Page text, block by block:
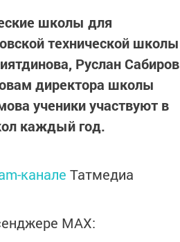
школы для
технической школы
Руслан Сабиров
директора школы
ученики участвуют в
каждый год.
канале Татмедиа
MАХ: